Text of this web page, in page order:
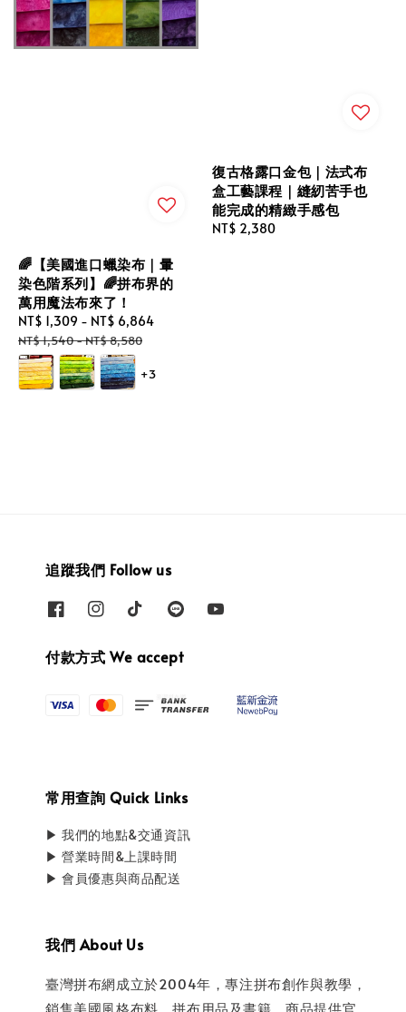
🌈【美國進口蠟染布｜暈
染色階系列】🌈拼布界的
萬用魔法布來了！
Sale
price
NT$ 1,309 - NT$ 6,864
NT$ 1,540-NT$ 8,580
+3
復古格露口金包｜法式布
盒工藝課程｜縫紉苦手也
能完成的精緻手感包
Regular
NT$ 2,380
追蹤我們 Follow us
付款方式 We accept
常用查詢 Quick Links
▶ 我們的地點&交通資訊
▶ 營業時間&上課時間
▶ 會員優惠與商品配送
我們 About Us
臺灣拼布網成立於2004年，專注拼布創作與教學，